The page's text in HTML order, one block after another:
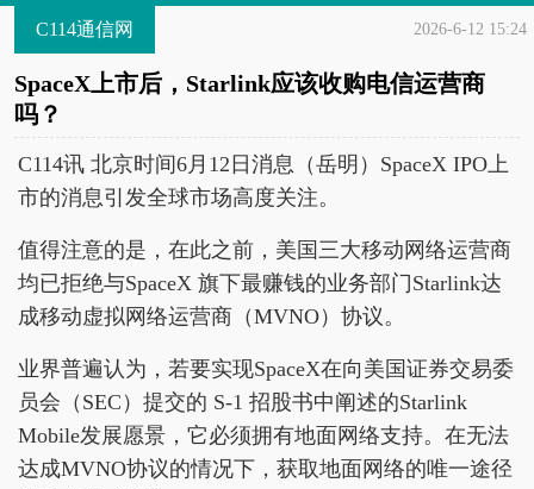
C114通信网 2026-6-12 15:24
SpaceX上市后，Starlink应该收购电信运营商
吗？
C114讯 北京时间6月12日消息（岳明）SpaceX IPO上
市的消息引发全球市场高度关注。
值得注意的是，在此之前，美国三大移动网络运营商
均已拒绝与SpaceX 旗下最赚钱的业务部门Starlink达
成移动虚拟网络运营商（MVNO）协议。
业界普遍认为，若要实现SpaceX在向美国证券交易委
员会（SEC）提交的 S-1 招股书中阐述的Starlink
Mobile发展愿景，它必须拥有地面网络支持。在无法
达成MVNO协议的情况下，获取地面网络的唯一途径